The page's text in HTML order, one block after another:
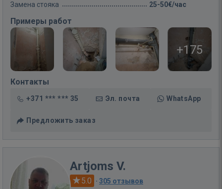
Замена стояка 25-50€/час
Примеры работ
+175
Контакты
+371 *** *** 35 Эл. почта WhatsApp
Предложить заказ
Artjoms V.
5.0 · 305 отзывов